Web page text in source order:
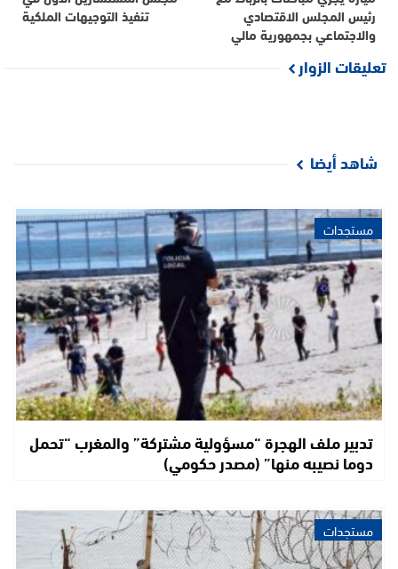
رئيس المجلس الاقتصادي
والاجتماعي بجمهورية مالي
تنفيذ التوجيهات الملكية
تعليقات الزوار
شاهد أيضا
مستجدات
تدبير ملف الهجرة “مسؤولية مشتركة” والمغرب “تحمل
دوما نصيبه منها” (مصدر حكومي)
مستجدات